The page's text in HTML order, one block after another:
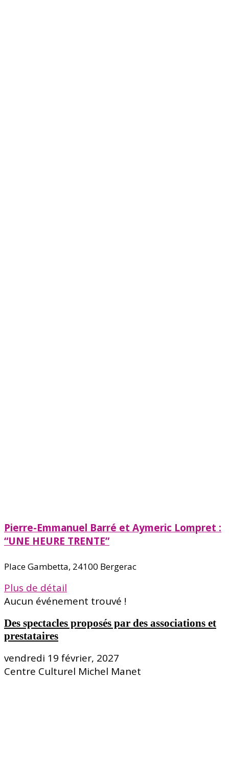
Pierre-Emmanuel Barré et Aymeric Lompret :
“UNE HEURE TRENTE”
Place Gambetta, 24100 Bergerac
Plus de détail
Aucun événement trouvé !
Des spectacles proposés par des associations et
prestataires
vendredi 19 février, 2027
Centre Culturel Michel Manet